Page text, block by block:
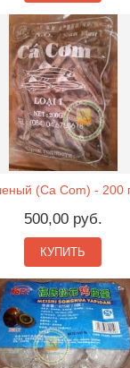
(Ca Com) - 200
500,00 руб.
КУПИТЬ